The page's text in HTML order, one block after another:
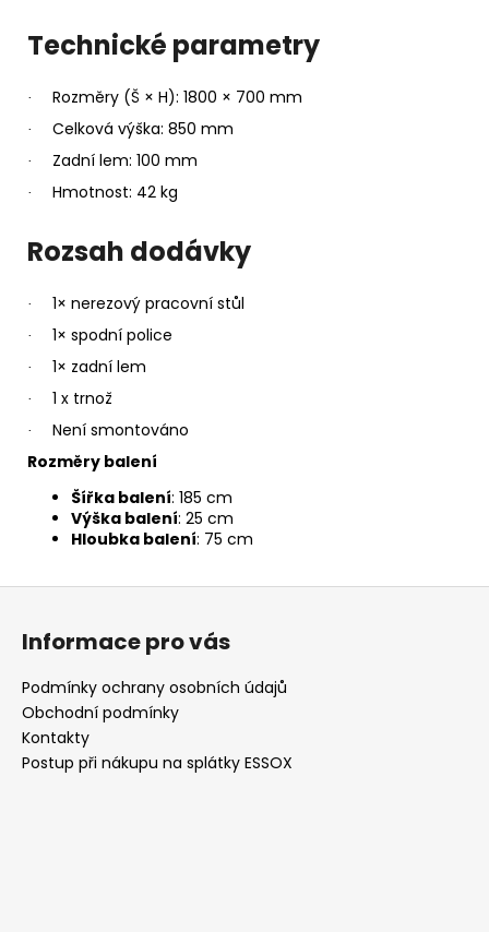
Technické parametry
· Rozměry (Š × H): 1800 × 700 mm
· Celková výška: 850 mm
· Zadní lem: 100 mm
· Hmotnost: 42 kg
Rozsah dodávky
· 1× nerezový pracovní stůl
· 1× spodní police
· 1× zadní lem
· 1 x trnož
·
Není smontováno
Rozměry balení
Šířka balení: 185 cm
Výška balení: 25 cm
Hloubka balení: 75 cm
Z
Informace pro vás
Podmínky ochrany osobních údajů
Obchodní podmínky
Kontakty
Postup při nákupu na splátky ESSOX